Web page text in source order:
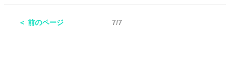
もあるんです。 ではまず、スキンケアの種類についてご説明して、
＜ 前のページ 7/7